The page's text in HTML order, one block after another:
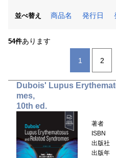
並べ替え 商品名 発行日
54件あります
1 2
Dubois' Lupus
mes,
10th ed.
著者
ISBN
出版社
出版年